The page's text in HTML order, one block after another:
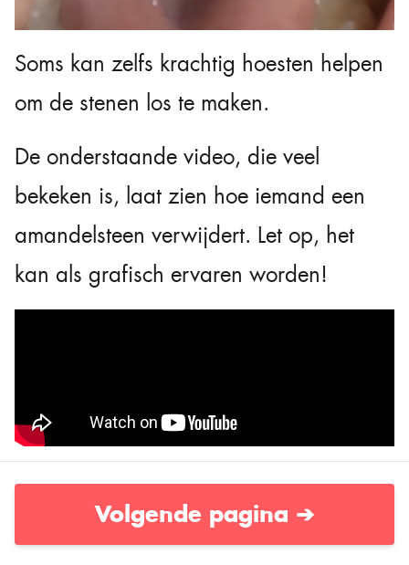
Soms kan zelfs krachtig hoesten helpen
om de stenen los te maken.
De onderstaande video, die veel
bekeken is, laat zien hoe iemand een
amandelsteen verwijdert. Let op, het
kan als grafisch ervaren worden!
Volgende pagina ➔